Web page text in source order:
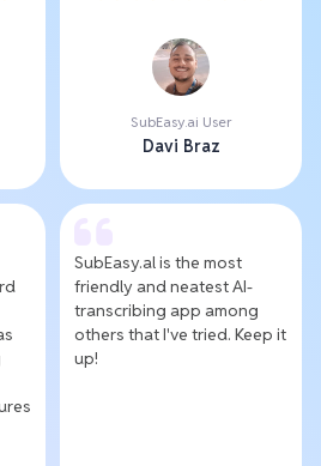
SubEasy.ai User
Davi Braz
SubEasy.al is the most
friendly and neatest AI-
transcribing app among
others that I've tried. Keep it
up!